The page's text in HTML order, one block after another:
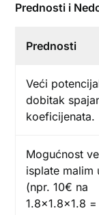
Prednosti i
Prednosti
Veći
dobitak
koeficijenata.
Mogućnost
isplate malim
(npr. 10€ na
1.8×1.8×1.8 =